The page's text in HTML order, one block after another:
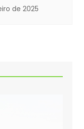
de 2025